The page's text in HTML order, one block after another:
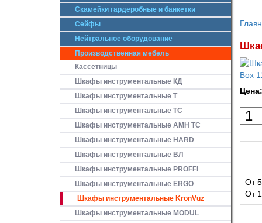
Скамейки гардеробные и банкетки
Сейфы
Нейтральное оборудование
Производственная мебель
Кассетницы
Шкафы инструментальные КД
Шкафы инструментальные Т
Шкафы инструментальные ТС
Шкафы инструментальные AMH TC
Шкафы инструментальные HARD
Шкафы инструментальные ВЛ
Шкафы инструментальные PROFFI
Шкафы инструментальные ERGO
Шкафы инструментальные KronVuz
Шкафы инструментальные MODUL
Цена:
От
От